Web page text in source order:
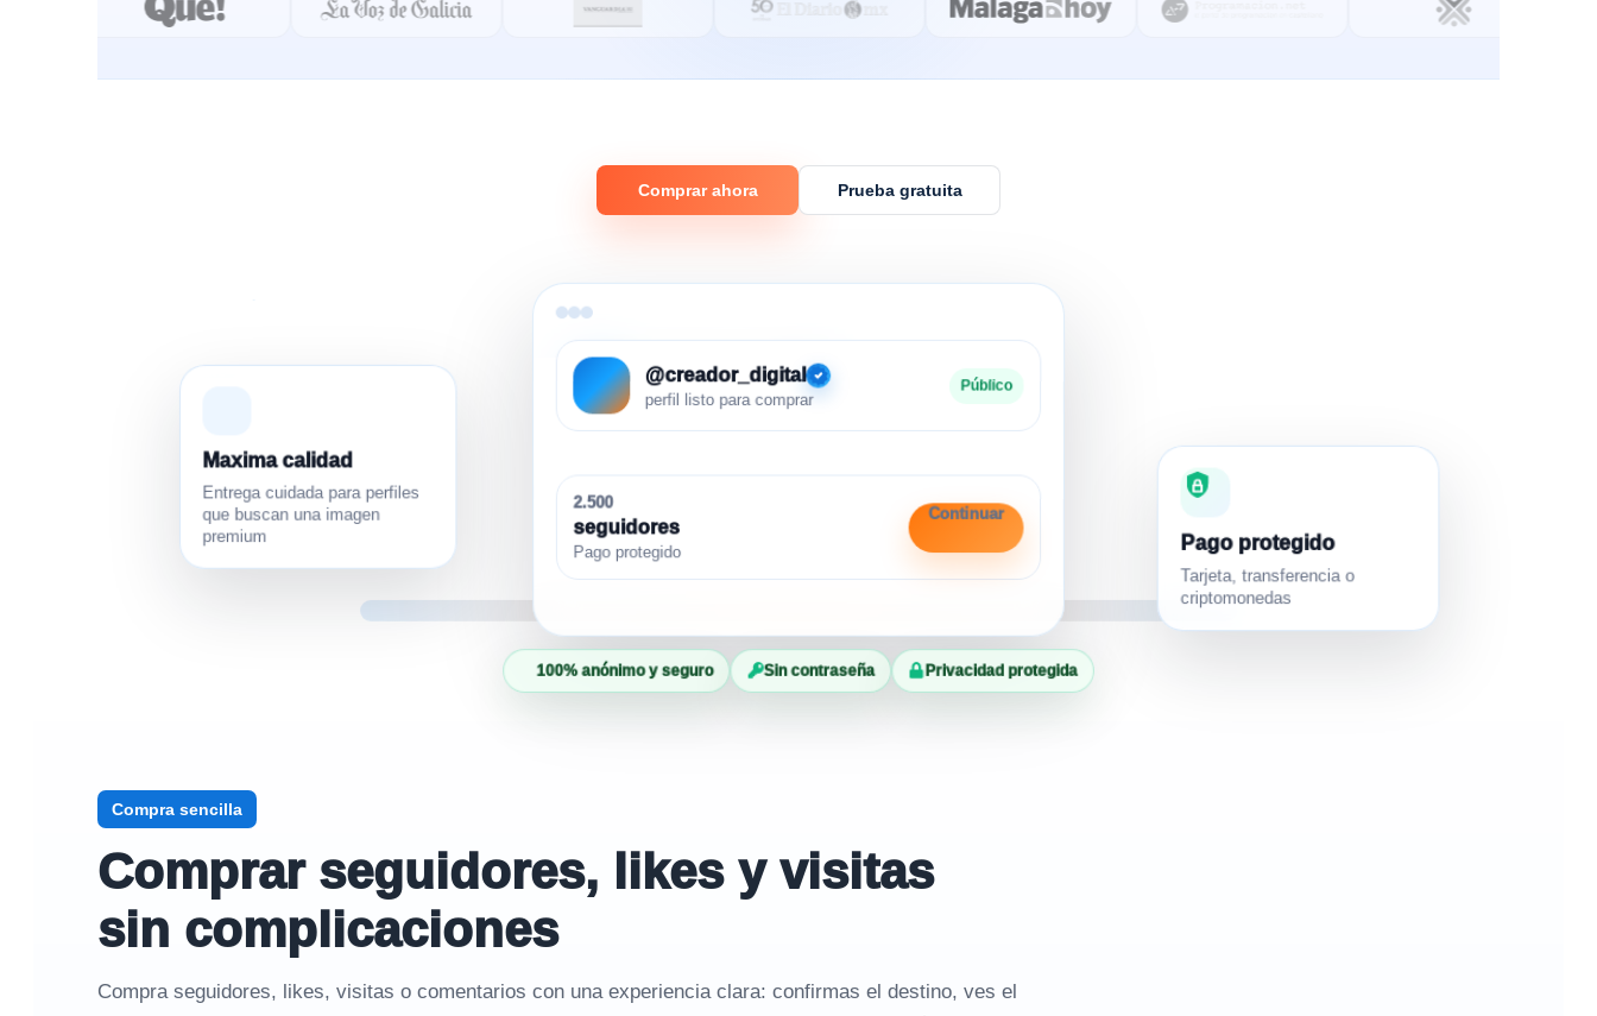
Comprar ahora Prueba gratuita
Maxima calidad
Entrega cuidada para perfiles
que buscan una imagen
premium
@creador_digital
perfil listo para comprar
Público
2.500
seguidores
Pago protegido
Continuar
Pago protegido
Tarjeta, transferencia o
criptomonedas
100% anónimo y seguro Sin contraseña Privacidad protegida
Compra sencilla
Comprar seguidores, likes y visitas
sin complicaciones
Compra seguidores, likes, visitas o comentarios con una experiencia clara: confirmas el destino, ves el